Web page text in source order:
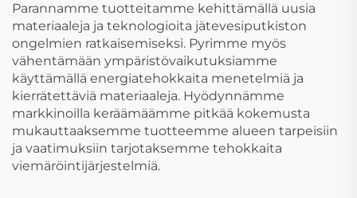
Parannamme tuotteitamme kehittämällä uusia
materiaaleja ja teknologioita jätevesiputkiston
ongelmien ratkaisemiseksi. Pyrimme myös
vähentämään ympäristövaikutuksiamme
käyttämällä energiatehokkaita menetelmiä ja
kierrätettäviä materiaaleja. Hyödynnämme
markkinoilla keräämäämme pitkää kokemusta
mukauttaaksemme tuotteemme alueen tarpeisiin
ja vaatimuksiin tarjotaksemme tehokkaita
viemäröintijärjestelmiä.